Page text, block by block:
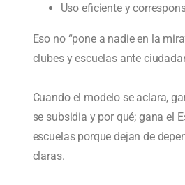
Uso eficiente y
Eso no “pone a nadie en la
clubes y escuelas ante
Cuando el modelo se aclara,
se subsidia y por qué; gana el
escuelas porque dejan de
claras.